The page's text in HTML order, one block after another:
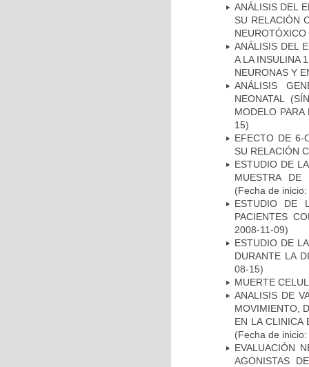
ANÁLISIS DEL
SU RELACIÓN
NEUROTÓXICO
ANÁLISIS DEL
A LA INSULINA
NEURONAS Y
ANÁLISIS
NEONATAL
MODELO
15)
EFECTO DE 6-
SU RELACIÓN
ESTUDIO DE
MUESTRA DE
(Fecha de
ESTUDIO DE
PACIENTES
2008-11-09)
ESTUDIO DE
DURANTE LA
08-15)
MUERTE
ANALISIS DE
MOVIMIENTO,
EN LA CLINICA
(Fecha de
EVALUACIÓN
AGONISTAS